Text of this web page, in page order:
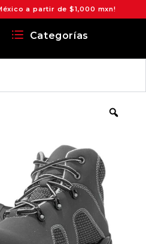
a partir de $1,000 mxn!
Categorías